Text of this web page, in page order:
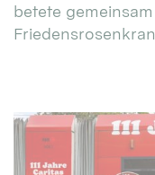
betete